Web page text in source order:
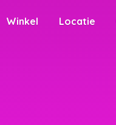
Winkel Locatie